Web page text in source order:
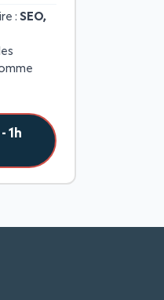
: SEO,
1h